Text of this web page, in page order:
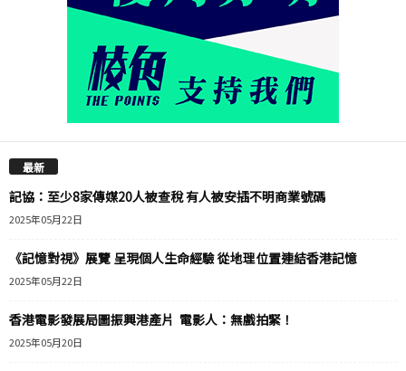
最新
記協：至少8家傳媒20人被查稅 有人被安插不明商業號碼
2025年05月22日
《記憶對視》展覽 呈現個人生命經驗 從地理位置連結香港記憶
2025年05月22日
香港電影發展局圖振興港產片 電影人：無戲拍緊！
2025年05月20日